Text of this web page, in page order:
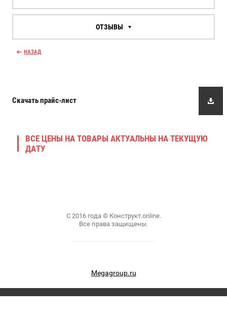
Скачать прайс-лист
ВСЕ ЦЕНЫ НА ТОВАРЫ АКТУАЛЬНЫ НА ТЕКУЩУЮ
ДАТУ
ОТЗЫВЫ
НАЗАД
С 2016 года © Конструкт.online.
Все права защищены.
Megagroup.ru